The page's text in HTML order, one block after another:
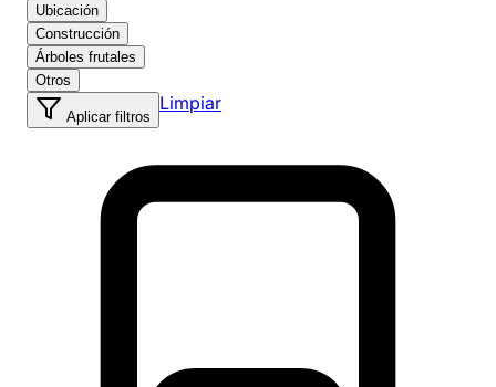
Ubicación
Construcción
Árboles frutales
Otros
Aplicar filtros
Limpiar